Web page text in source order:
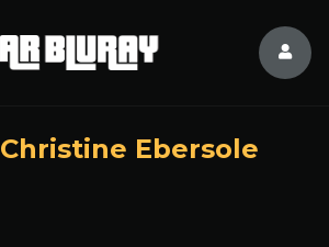
Christine Ebersole